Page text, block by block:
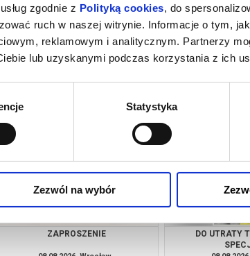
zgodnie z Polityką cookies, do
ruch w naszej witrynie. Informacje o tym,
reklamowym i analitycznym. Partnerzy
lub uzyskanymi podczas korzystania z ich
Statystyka
Zezwól na wybór
PEJZAŻ W KOLORZE SEPII
kup bilet
MŁODY
ZAPROSZENIE
DO UTRATY